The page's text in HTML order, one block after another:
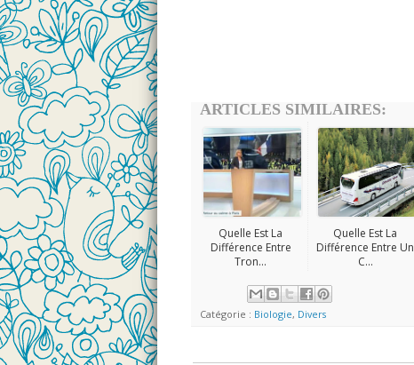
ARTICLES SIMILAIRES:
Quelle Est La
Différence Entre
Tron...
Quelle Est La
Différence Entre Un
C...
Catégorie : Biologie, Divers